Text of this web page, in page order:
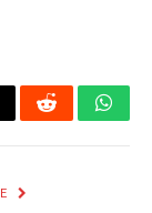
Reddit